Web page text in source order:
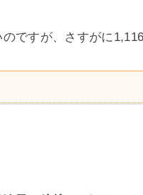
ですが、さすがに